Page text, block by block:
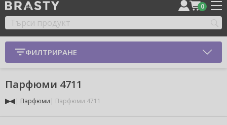
0
ФИЛТРИРАНЕ
Парфюми 4711
Парфюми Парфюми 4711